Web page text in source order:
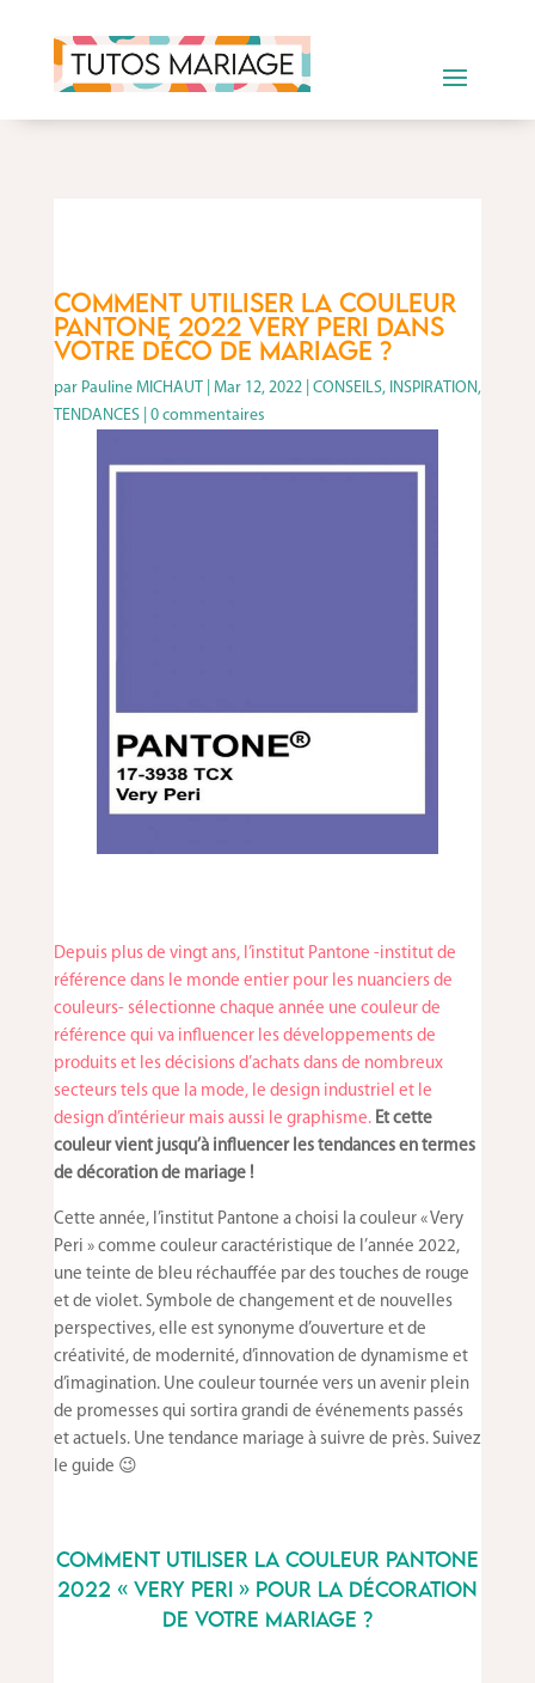
Comment utiliser la couleur
Pantone 2022 VERY PERI dans
votre déco de mariage ?
par Pauline MICHAUT| Mar 12, 2022| CONSEILS, INSPIRATION ,
TENDANCES| 0 commentaires
Depuis plus de vingt ans, l’institut Pantone -institut de
référence dans le monde entier pour les nuanciers de
couleurs- sélectionne chaque année une couleur de
référence qui va influencer les développements de
produits et les décisions d’achats dans de nombreux
secteurs tels que la mode, le design industriel et le
design d’intérieur mais aussi le graphisme. Et cette
couleur vient jusqu’à influencer les tendances en termes
de décoration de mariage !
Cette année, l’institut Pantone a choisi la couleur « Very
Peri » comme couleur caractéristique de l’année 2022,
une teinte de bleu réchauffée par des touches de rouge
et de violet. Symbole de changement et de nouvelles
perspectives, elle est synonyme d’ouverture et de
créativité, de modernité, d’innovation de dynamisme et
d’imagination. Une couleur tournée vers un avenir plein
de promesses qui sortira grandi de événements passés
et actuels. Une tendance mariage à suivre de près. Suivez
le guide 😉
Comment utiliser la couleur Pantone
2022 « Very Peri » pour la décoration
de votre mariage ?